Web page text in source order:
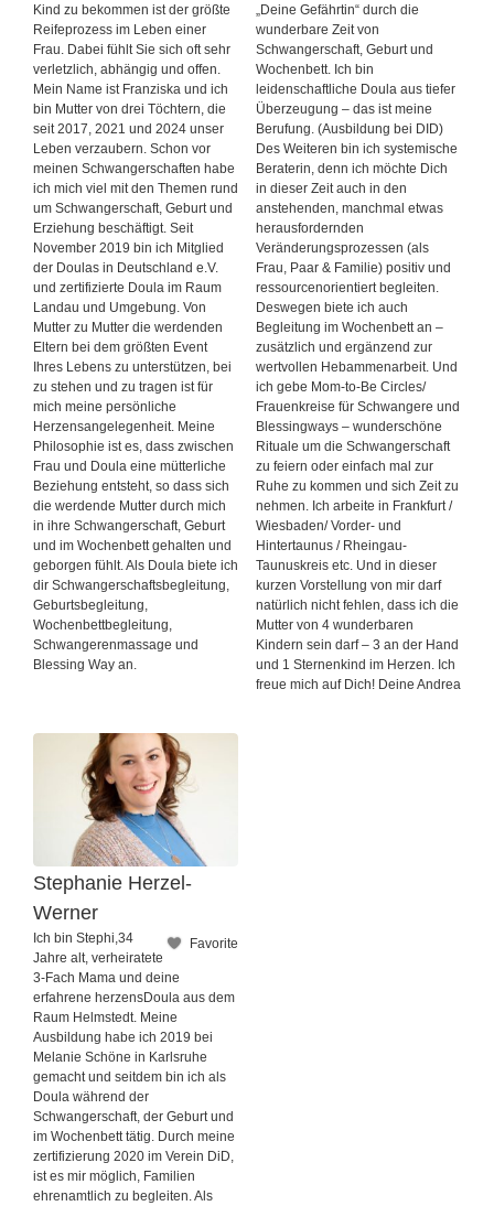
Kind zu bekommen ist der größte
Reifeprozess im Leben einer
Frau. Dabei fühlt Sie sich oft sehr
verletzlich, abhängig und offen.
Mein Name ist Franziska und ich
bin Mutter von drei Töchtern, die
seit 2017, 2021 und 2024 unser
Leben verzaubern. Schon vor
meinen Schwangerschaften habe
ich mich viel mit den Themen rund
um Schwangerschaft, Geburt und
Erziehung beschäftigt. Seit
November 2019 bin ich Mitglied
der Doulas in Deutschland e.V.
und zertifizierte Doula im Raum
Landau und Umgebung. Von
Mutter zu Mutter die werdenden
Eltern bei dem größten Event
Ihres Lebens zu unterstützen, bei
zu stehen und zu tragen ist für
mich meine persönliche
Herzensangelegenheit. Meine
Philosophie ist es, dass zwischen
Frau und Doula eine mütterliche
Beziehung entsteht, so dass sich
die werdende Mutter durch mich
in ihre Schwangerschaft, Geburt
und im Wochenbett gehalten und
geborgen fühlt. Als Doula biete ich
dir Schwangerschaftsbegleitung,
Geburtsbegleitung,
Wochenbettbegleitung,
Schwangerenmassage und
Blessing Way an.
„Deine Gefährtin“ durch die
wunderbare Zeit von
Schwangerschaft, Geburt und
Wochenbett. Ich bin
leidenschaftliche Doula aus tiefer
Überzeugung – das ist meine
Berufung. (Ausbildung bei DID)
Des Weiteren bin ich systemische
Beraterin, denn ich möchte Dich
in dieser Zeit auch in den
anstehenden, manchmal etwas
herausfordernden
Veränderungsprozessen (als
Frau, Paar & Familie) positiv und
ressourcenorientiert begleiten.
Deswegen biete ich auch
Begleitung im Wochenbett an –
zusätzlich und ergänzend zur
wertvollen Hebammenarbeit. Und
ich gebe Mom-to-Be Circles/
Frauenkreise für Schwangere und
Blessingways – wunderschöne
Rituale um die Schwangerschaft
zu feiern oder einfach mal zur
Ruhe zu kommen und sich Zeit zu
nehmen. Ich arbeite in Frankfurt /
Wiesbaden/ Vorder- und
Hintertaunus / Rheingau-
Taunuskreis etc. Und in dieser
kurzen Vorstellung von mir darf
natürlich nicht fehlen, dass ich die
Mutter von 4 wunderbaren
Kindern sein darf – 3 an der Hand
und 1 Sternenkind im Herzen. Ich
freue mich auf Dich! Deine Andrea
Stephanie Herzel-
Werner
Favorite
Ich bin Stephi,34
Jahre alt, verheiratete
3-Fach Mama und deine
erfahrene herzensDoula aus dem
Raum Helmstedt. Meine
Ausbildung habe ich 2019 bei
Melanie Schöne in Karlsruhe
gemacht und seitdem bin ich als
Doula während der
Schwangerschaft, der Geburt und
im Wochenbett tätig. Durch meine
zertifizierung 2020 im Verein DiD,
ist es mir möglich, Familien
ehrenamtlich zu begleiten. Als